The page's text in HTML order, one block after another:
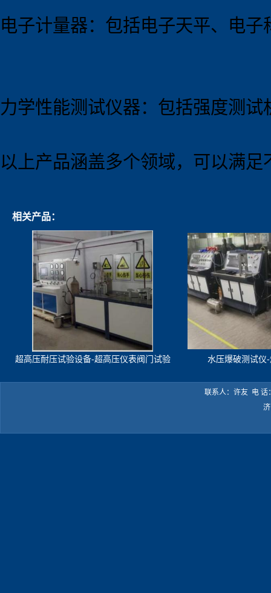
电子计量器：包括电子天平、电
力学性能测试仪器：包括强度测
以上产品涵盖多个领域，可以满足
相关产品：
超高压耐压试验设备-超高压仪表阀门试验
水压爆破测试仪
联系人：许友 电 话